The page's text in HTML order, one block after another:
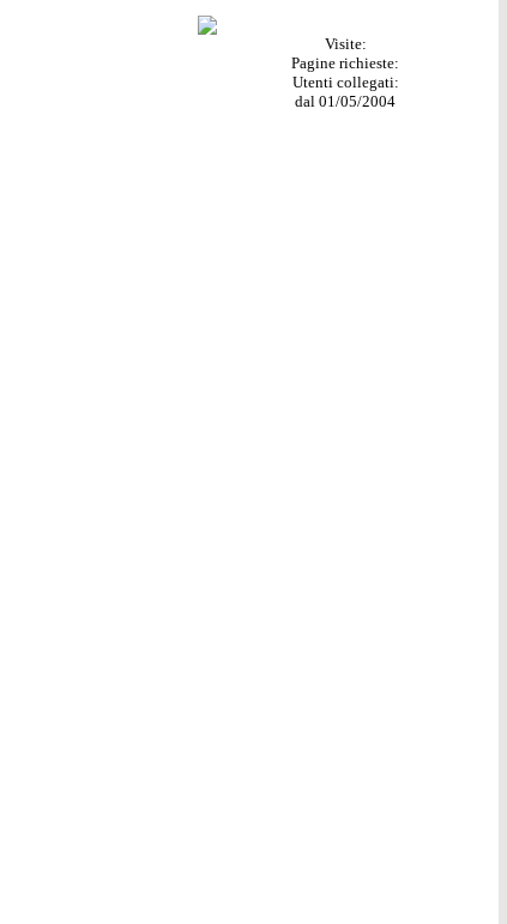
Visite:
Pagine richieste:
Utenti collegati:
dal 01/05/2004